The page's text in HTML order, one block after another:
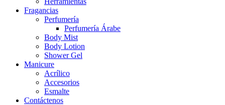
Fragancias
Perfumería
Perfumería Árabe
Body Mist
Body Lotion
Shower Gel
Manicure
Acrílico
Accesorios
Esmalte
Contáctenos